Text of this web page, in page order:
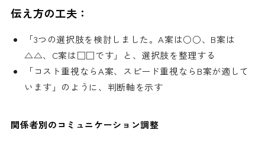
伝え方の工夫：
「3つの選択肢を検討しました。A案は○○、B案は
△△、C案は□□です」と、選択肢を整理する
「コスト重視ならA案、スピード重視ならB案が適して
います」のように、判断軸を示す
関係者別のコミュニケーション調整